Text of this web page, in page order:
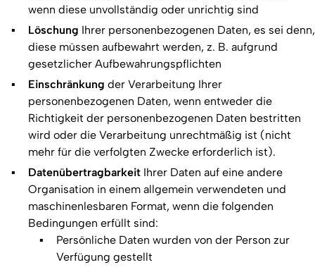
wenn diese unvollständig oder unrichtig sind
Löschung Ihrer personenbezogenen Daten, es sei denn,
diese müssen aufbewahrt werden, z. B. aufgrund
gesetzlicher Aufbewahrungspflichten
Einschränkung der Verarbeitung Ihrer
personenbezogenen Daten, wenn entweder die
Richtigkeit der personenbezogenen Daten bestritten
wird oder die Verarbeitung unrechtmäßig ist (nicht
mehr für die verfolgten Zwecke erforderlich ist).
Datenübertragbarkeit Ihrer Daten auf eine andere
Organisation in einem allgemein verwendeten und
maschinenlesbaren Format, wenn die folgenden
Bedingungen erfüllt sind:
Persönliche Daten wurden von der Person zur
Verfügung gestellt